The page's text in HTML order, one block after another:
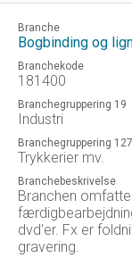
Branche
Bogbinding og
Branchekode
181400
Branchegruppering 19
Industri
Branchegruppering 127
Trykkerier mv.
Branchebeskrivelse
Branchen
dvd'er. Fx er
gravering.